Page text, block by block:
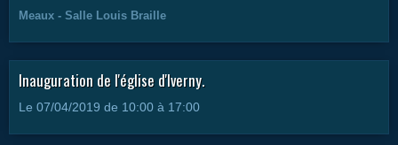
Meaux - Salle Louis Braille
Inauguration de l'église d'Iverny.
Le 07/04/2019 de 10:00 à 17:00